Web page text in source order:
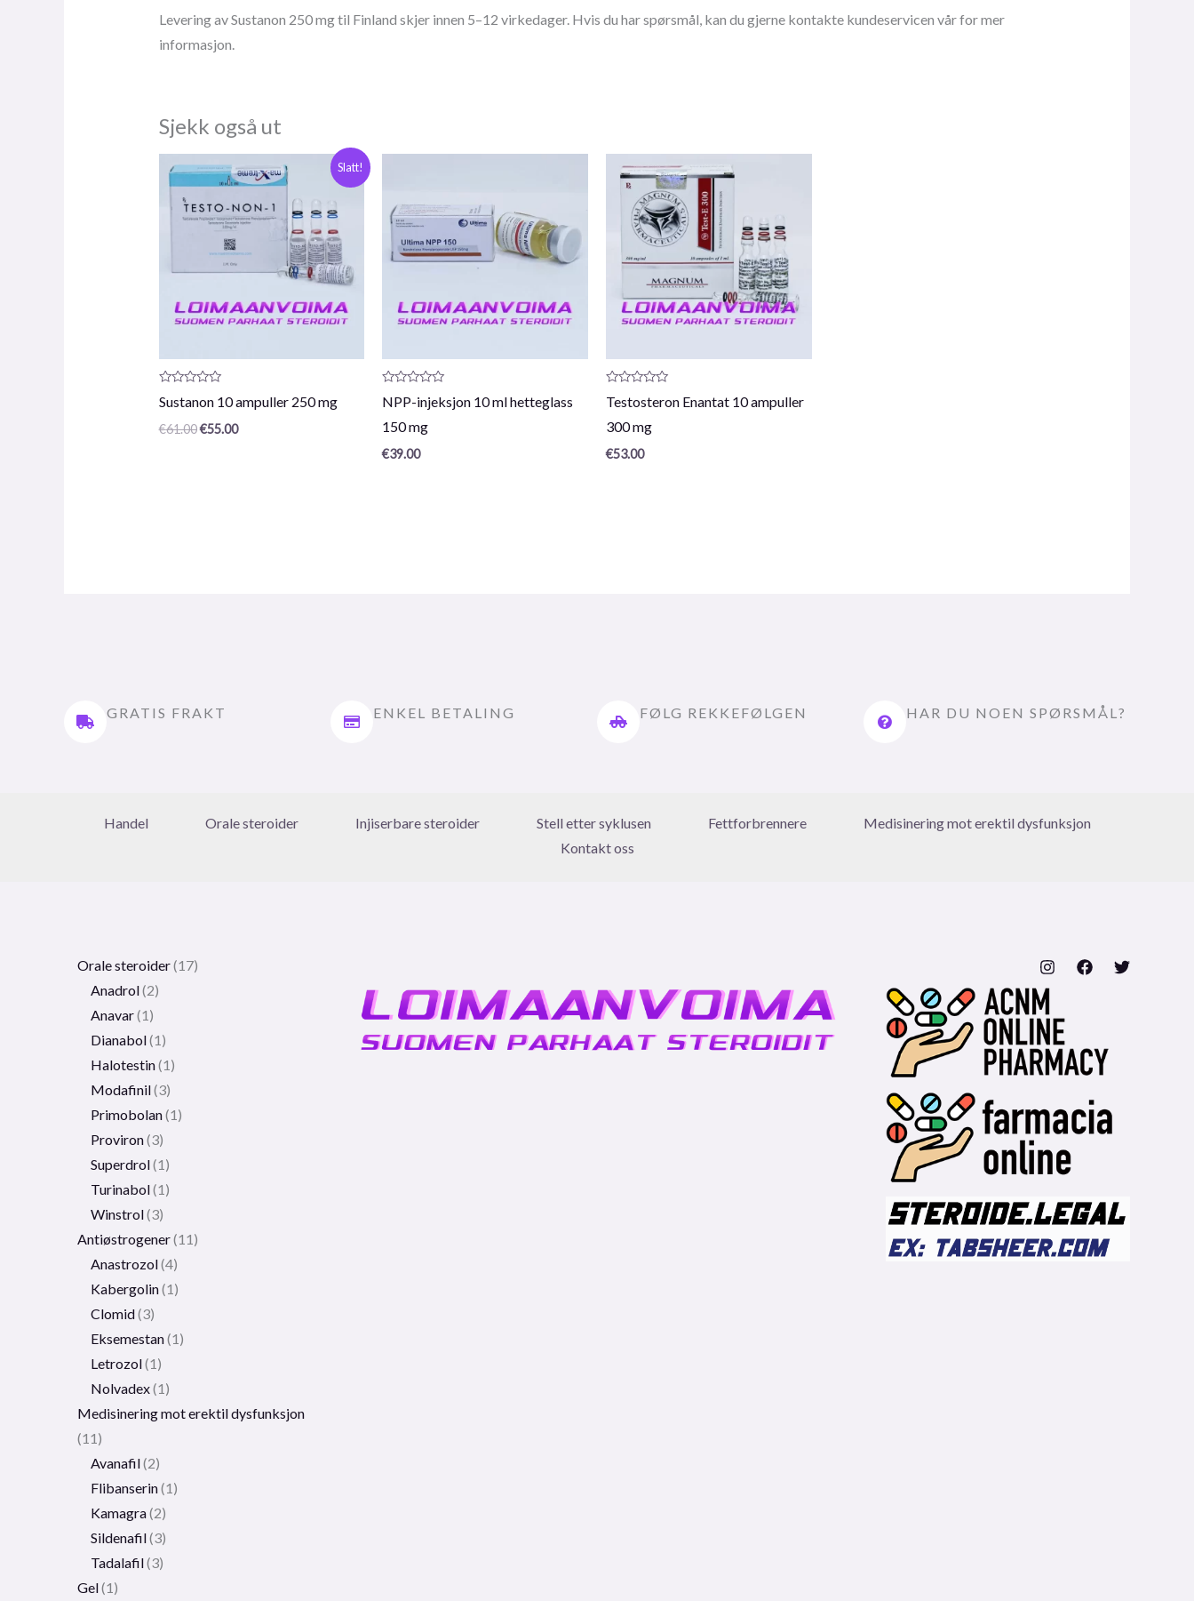
Levering av Sustanon 250 mg til Finland skjer innen 5–12 virkedager. Hvis du har spørsmål, kan du gjerne kontakte kundeservicen vår for mer
informasjon.
Sjekk også ut
Slatt!
0
5
Sustanon 10 ampuller 250 mg
€61.00
pris
€61,00.
€55.00
pris
€55,00.
0
5
NPP-injeksjon 10 ml hetteglass
150 mg
€39.00
0
5
Testosteron Enantat 10 ampuller
300 mg
€53.00
GRATIS FRAKT ENKEL BETALING FØLG REKKEFØLGEN HAR DU NOEN SPØRSMÅL?
Handel Orale steroider Injiserbare steroider Stell etter syklusen Fettforbrennere
Medisinering mot erektil dysfunksjon
Kontakt oss
Orale steroider 17
Anadrol 2
Anavar 1
Dianabol 1
Halotestin 1
Modafinil 3
Primobolan 1
Proviron 3
Superdrol 1
Turinabol 1
Winstrol 3
Antiøstrogener 11
Anastrozol 4
Kabergolin 1
Clomid 3
Eksemestan 1
Letrozol 1
Nolvadex 1
Medisinering mot erektil dysfunksjon
11
Avanafil 2
Flibanserin 1
Kamagra 2
Sildenafil 3
Tadalafil 3
Gel 1